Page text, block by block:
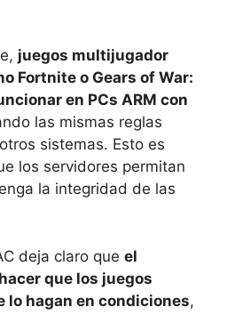
juegos multijugador
Fortnite o Gears of War:
en PCs ARM con
las mismas reglas
sistemas. Esto es
los servidores permitan
la integridad de las
deja claro que el
que los juegos
lo hagan en condiciones,